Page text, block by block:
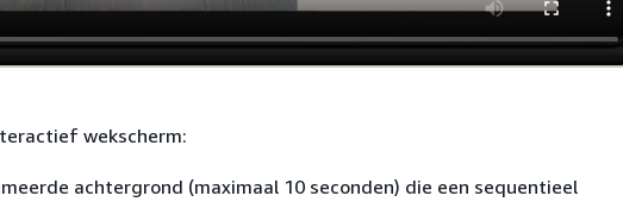
wekscherm:
achtergrond (maximaal 10 seconden) die een sequentieel